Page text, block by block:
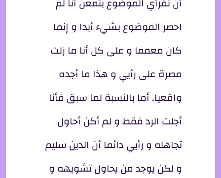
احصر الموضوع بشيء أبدا و إنما
كان معمما و على كل أنا ما زلت
مصرة على رأيي و هذا ما أجده
واقعيا. أما بالنسبة لما سبق فأنا
أجلت الرد فقط و لم أكن أحاول
تجاهله و رأيي دائما أن الدين سليم
و لكن يوجد من يحاول تشويهه و